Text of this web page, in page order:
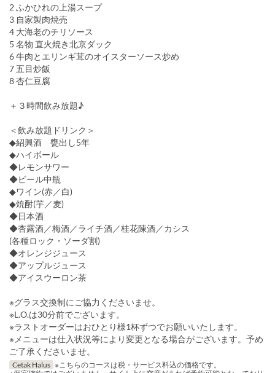
2 ふかひれの上湯スープ
3 自家製肉焼売
4 大海老のチリソース
5 名物 直火焼き北京ダック
6 牛肉とエリンギ茸のオイスターソース炒め
7 五目炒飯
8 杏仁豆腐
＋３時間飲み放題♪
＜飲み放題ドリンク＞
◆紹興酒 甕出し5年
◆ハイボール
◆レモンサワー
◆ビール中瓶
◆ワイン(赤／白)
◆焼酎(芋／麦)
◆日本酒
◆杏露酒／梅酒／ライチ酒／桂花陳酒／カシス
(各種ロック・ソーダ割)
◆オレンジジュース
◆アップルジュース
◆アイスウーロン茶
※グラス交換制にご協力くださいませ。
※L.O.は30分前でございます。
※ラストオーダーはおひとり様1杯ずつでお願いいたします。
※メニューは仕入状況等により変更となる場合がございます。予め
ご了承くださいませ。
Cetak Halus ※こちらのコースは税・サービス料込の価格です。